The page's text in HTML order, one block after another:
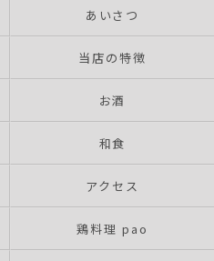
あいさつ
当店の特徴
お酒
和食
アクセス
鶏料理 pao